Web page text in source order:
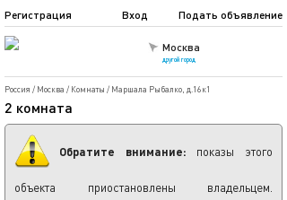
Москва
другой город
Подать объявление
Регистрация Вход
Россия / Москва / Комнаты / Маршала Рыбалко, д.16к1
2 комната
Обратите внимание: показы этого
объекта приостановлены владельцем.